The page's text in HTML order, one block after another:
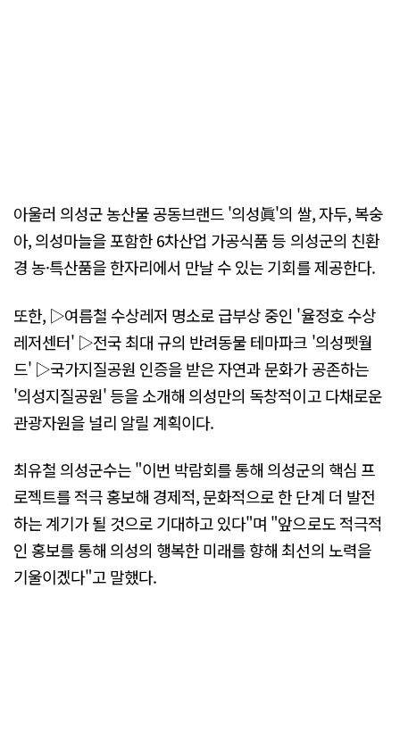
아울러 의성군 농산물 공동브랜드 '의성眞'의 쌀, 자두, 복숭
아, 의성마늘을 포함한 6차산업 가공식품 등 의성군의 친환
경 농·특산품을 한자리에서 만날 수 있는 기회를 제공한다.
또한, ▷여름철 수상레저 명소로 급부상 중인 '율정호 수상
레저센터' ▷전국 최대 규의 반려동물 테마파크 '의성펫월
드' ▷국가지질공원 인증을 받은 자연과 문화가 공존하는
'의성지질공원' 등을 소개해 의성만의 독창적이고 다채로운
관광자원을 널리 알릴 계획이다.
최유철 의성군수는 "이번 박람회를 통해 의성군의 핵심 프
로젝트를 적극 홍보해 경제적, 문화적으로 한 단계 더 발전
하는 계기가 될 것으로 기대하고 있다"며 "앞으로도 적극적
인 홍보를 통해 의성의 행복한 미래를 향해 최선의 노력을
기울이겠다"고 말했다.